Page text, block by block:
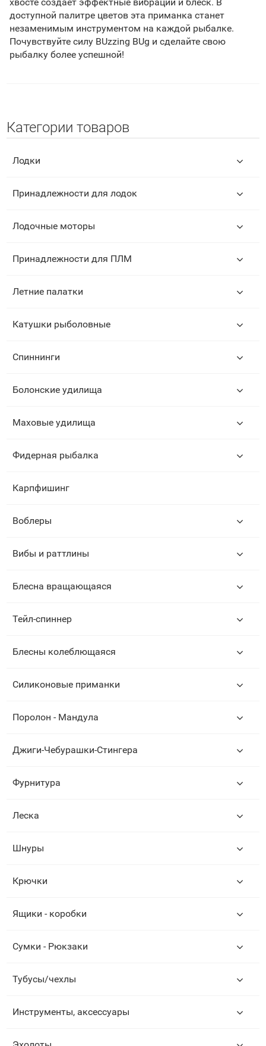
доступной палитре цветов эта приманка станет
незаменимым инструментом на каждой рыбалке.
Почувствуйте силу BUzzing BUg и сделайте свою
рыбалку более успешной!
Категории товаров
Лодки
Принадлежности для лодок
Лодочные моторы
Принадлежности для ПЛМ
Летние палатки
Катушки рыболовные
Спиннинги
Болонские удилища
Маховые удилища
Фидерная рыбалка
Карпфишинг
Воблеры
Вибы и раттлины
Блесна вращающаяся
Тейл-спиннер
Блесны колеблющаяся
Силиконовые приманки
Поролон - Мандула
Джиги-Чебурашки-Стингера
Фурнитура
Леска
Шнуры
Крючки
Ящики - коробки
Сумки - Рюкзаки
Тубусы/чехлы
Инструменты, аксессуары